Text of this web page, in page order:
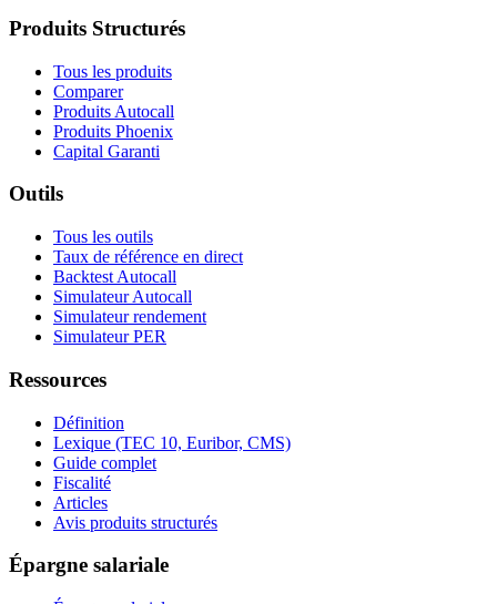
Produits Structurés
Tous les produits
Comparer
Produits Autocall
Produits Phoenix
Capital Garanti
Outils
Tous les outils
Taux de référence en direct
Backtest Autocall
Simulateur Autocall
Simulateur rendement
Simulateur PER
Ressources
Définition
Lexique (TEC 10, Euribor, CMS)
Guide complet
Fiscalité
Articles
Avis produits structurés
Épargne salariale